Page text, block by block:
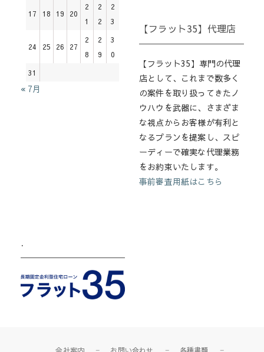
17 18 19 20
2
1
2
2
2
3
24 25 26 27
2
8
2
9
3
0
31
« 7月
【フラット35】代理店
【フラット35】専門の代理
店として、これまで数多く
の案件を取り扱ってきたノ
ウハウを武器に、さまざま
な視点からお客様が有利と
なるプランを提案し、スピ
ーディーで確実な代理業務
をお約束いたします。
事前審査用紙はこちら
.